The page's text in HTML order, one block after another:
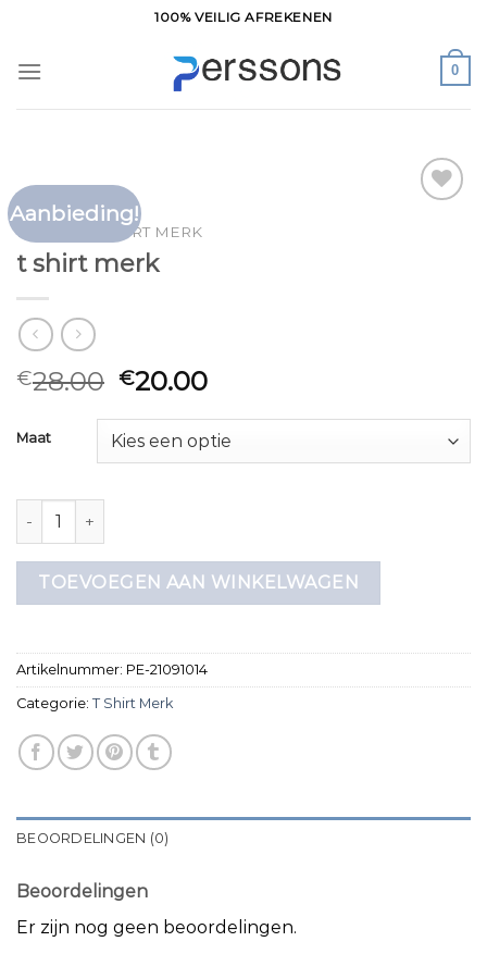
inhoud
100% VEILIG AFREKENEN
0
Aanbieding!
HOME T SHIRT MERK
t shirt merk
€28.00 €20.00
Maat
t shirt merk aantal
TOEVOEGEN AAN WINKELWAGEN
Artikelnummer: PE-21091014
Categorie: T Shirt Merk
BEOORDELINGEN (0)
Beoordelingen
Er zijn nog geen beoordelingen.